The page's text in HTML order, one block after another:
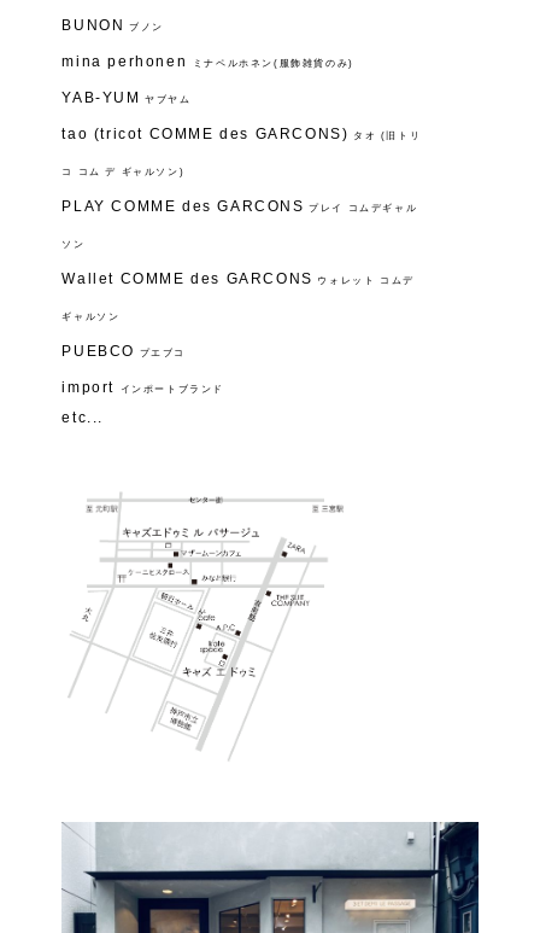
BUNON ブノン
mina perhonen ミナペルホネン(服飾雑貨のみ)
YAB-YUM ヤブヤム
tao (tricot COMME des GARCONS) タオ (旧トリ
コ コム デ ギャルソン)
PLAY COMME des GARCONS プレイ コムデギャル
ソン
Wallet COMME des GARCONS ウォレット コムデ
ギャルソン
PUEBCO プエブコ
import インポートブランド
etc...